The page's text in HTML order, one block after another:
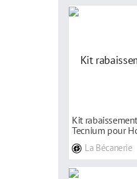
Kit
Tecnium pour
La Bécanerie